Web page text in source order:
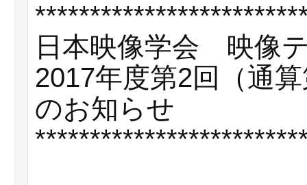
日本映像学会 映像
2017年度第2回（通
のお知らせ